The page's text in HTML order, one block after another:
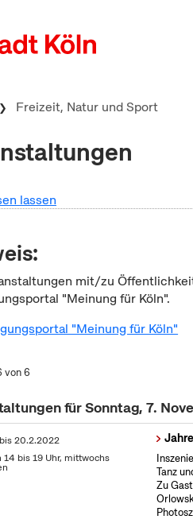
Freizeit, Natur und Sport
lassen
mit/zu
"Meinung für Köln".
"Meinung für Köln"
von 6
für Sonntag, 7.
bis20.2.2022
14 bis 19 Uhr, mittwochs
Tanz
Zu